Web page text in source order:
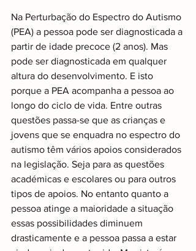
Na Perturbação do Espectro do Autismo
(PEA) a pessoa pode ser diagnosticada a
partir de idade precoce (2 anos). Mas
pode ser diagnosticada em qualquer
altura do desenvolvimento. E isto
porque a PEA acompanha a pessoa ao
longo do ciclo de vida. Entre outras
questões passa-se que as crianças e
jovens que se enquadra no espectro do
autismo têm vários apoios considerados
na legislação. Seja para as questões
académicas e escolares ou para outros
tipos de apoios. No entanto quanto a
pessoa atinge a maioridade a situação
essas possibilidades diminuem
drasticamente e a pessoa passa a estar